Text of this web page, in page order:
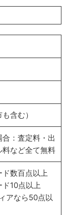
含む）
：査定料・出
など全て無料
ド数百点以上
10点以上
アなら50点以